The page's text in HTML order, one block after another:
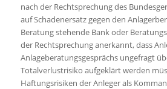
nach der Rechtsprechung des
auf Schadenersatz gegen den
Beratung stehende Bank oder
der Rechtsprechung anerkannt, dass
Anlageberatungsgesprächs ungefragt
Totalverlustrisiko aufgeklärt werden
Haftungsrisiken der Anleger als